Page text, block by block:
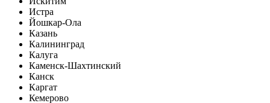
Истра
Йошкар-Ола
Казань
Калининград
Калуга
Каменск-Шахтинский
Канск
Каргат
Кемерово